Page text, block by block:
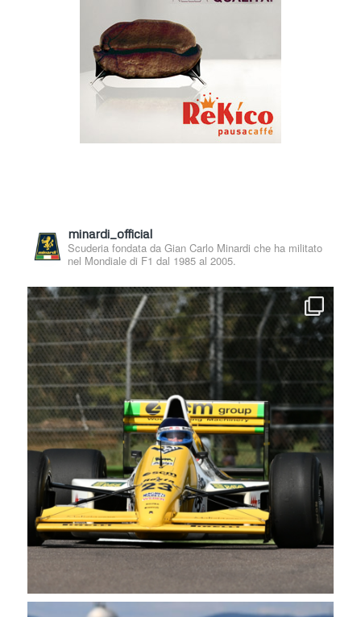
minardi_official
Scuderia fondata da Gian Carlo Minardi che ha militato
nel Mondiale di F1 dal 1985 al 2005.